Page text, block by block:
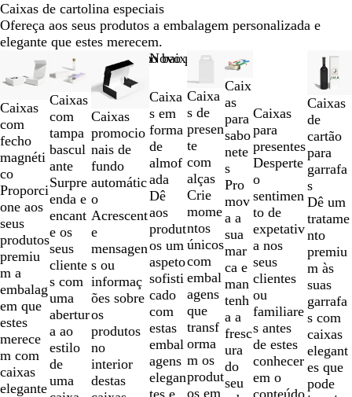
Caixas de cartolina especiais
Ofereça aos seus produtos a embalagem personalizada e
elegante que estes merecem.
Novidade
Caixas
com
fecho
magnéti
co
Proporci
one aos
seus
produtos
premiu
m a
embalag
em que
estes
merece
m com
caixas
elegante
Novo preço baixo
Caixas
com
tampa
bascul
ante
Surpre
enda e
encant
e os
seus
cliente
s com
uma
abertur
a ao
estilo
de
uma
Novo preço baixo
Caixas
promocio
nais de
fundo
automátic
o
Acrescent
e
mensagen
s ou
informaç
ões sobre
os
produtos
no
interior
destas
Novo preço baixo
Caixa
s em
forma
de
almof
ada
Dê
aos
produt
os um
aspeto
sofisti
cado
com
estas
embal
agens
elegan
tes e
Caixa
s de
presen
te
com
alças
Crie
mome
ntos
únicos
com
embal
agens
que
transf
orma
m os
produt
os em
Caix
as
para
sabo
nete
s
Pro
mov
a a
sua
mar
ca e
man
tenh
a a
fresc
ura
do
seu
Caixas
para
presentes
Desperte
o
sentimen
to de
expetativ
a nos
seus
clientes
ou
familiare
s antes
de estes
conhecer
em o
conteúdo
Caixas
de
cartão
para
garrafa
s
Dê um
tratame
nto
premiu
m às
suas
garrafa
s com
caixas
elegant
es que
pode
Diapositivos
1
2
de
8